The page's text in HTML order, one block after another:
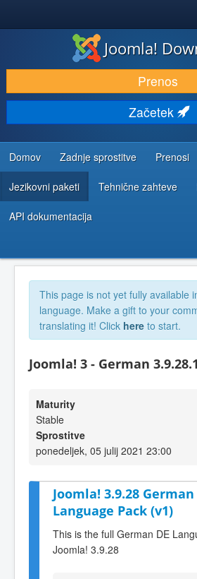
PRENESI IN RAZŠIRI
ODKRIJTE & IZVEJTE
SKUPNOST IN PODPORA
VIRI ZA RAZVIJALCE
Joomla!
Prenos
Začetek
Domov Zadnje sprostitve Prenosi
Jezikovni paketi Tehnične zahteve
API dokumentacija
This page is not yet fully available
language. Make a gift to your
translating it! Click here to start.
Joomla! 3 - German 3.9.28.1
Maturity
Stable
Sprostitve
ponedeljek, 05 julij 2021 23:00
Joomla! 3.9.28 German
Language Pack (v1)
This is the full German DE
Joomla! 3.9.28